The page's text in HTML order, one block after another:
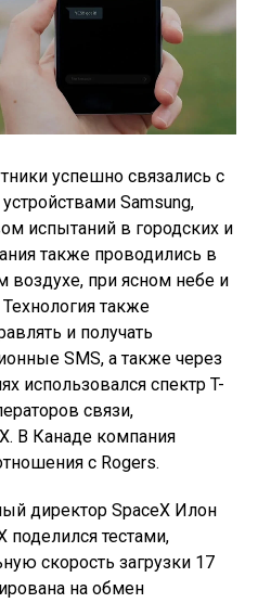
успешно связались с
Samsung,
испытаний в городских и
также проводились в
воздухе, при ясном небе и
также
и получать
SMS, а также через
использовался спектр T-
связи,
В Канаде компания
с Rogers.
директор SpaceX Илон
поделился тестами,
скорость загрузки 17
на обмен